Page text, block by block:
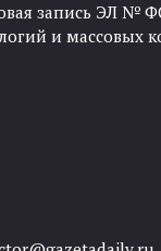
запись ЭЛ №
и массовых